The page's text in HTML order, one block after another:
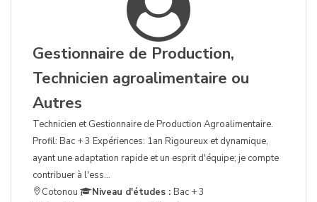
Gestionnaire de Production,
Technicien agroalimentaire ou
Autres
Technicien et Gestionnaire de Production Agroalimentaire.
Profil: Bac + 3 Expériences: 1an Rigoureux et dynamique,
ayant une adaptation rapide et un esprit d'équipe; je compte
contribuer à l'ess...
Cotonou
Niveau d'études : Bac + 3